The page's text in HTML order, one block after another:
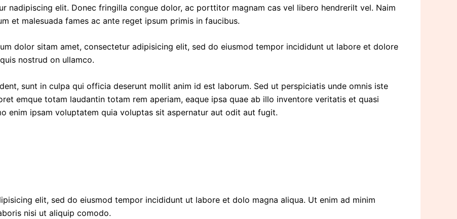
nadipiscing elit. Donec fringilla congue dolor, ac porttitor magnam cas vel libero hendrerilt vel. Naim
et malesuada fames ac ante reget ipsum primis in faucibus.
dolor sitam amet, consectetur adipisicing elit, sed do eiusmod tempor incididunt ut labore et dolore
nostrud on ullamco.
sunt in culpa qui officia deserunt mollit anim id est laborum. Sed ut perspiciatis unde omnis iste
emque totam laudantin totam rem aperiam, eaque ipsa quae ab illo inventore veritatis et quasi
enim ipsam voluptatem quia voluptas sit aspernatur aut odit aut fugit.
elit, sed do eiusmod tempor incididunt ut labore et dolo magna aliqua. Ut enim ad minim
nisi ut aliquip comodo.